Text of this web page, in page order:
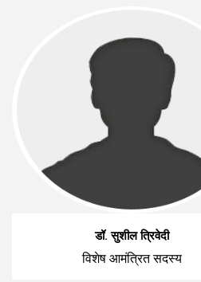
डॉ. सुशील त्रिवेदी
विशेष आमंत्रित सदस्य